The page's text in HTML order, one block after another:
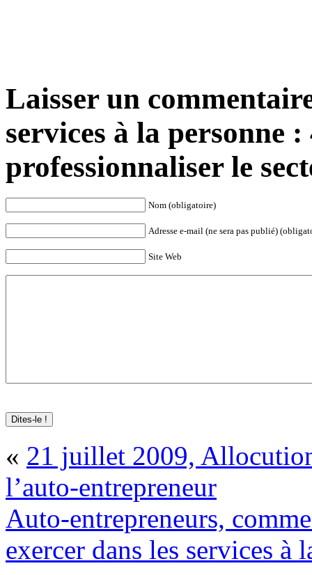
Laisser un
services à la personne
professionnaliser le
Nom (obligatoire)
Adresse e-mail (ne sera pas publié)
Site Web
« 21 juillet 2009,
l’auto-entrepreneur
Auto-entrepreneurs,
exercer dans les services à